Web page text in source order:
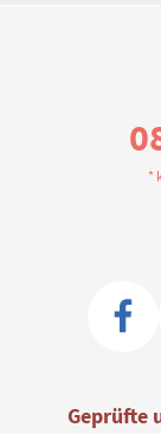
*
Geprüfte